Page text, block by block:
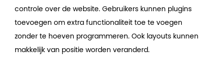
controle over de website. Gebruikers kunnen plugins
toevoegen om extra functionaliteit toe te voegen
zonder te hoeven programmeren. Ook layouts kunnen
makkelijk van positie worden veranderd.